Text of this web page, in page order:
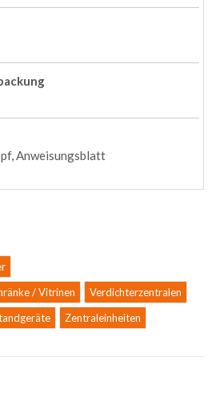
Anweisungsblatt
/ Vitrinen
Verdichterzentralen
Zentraleinheiten